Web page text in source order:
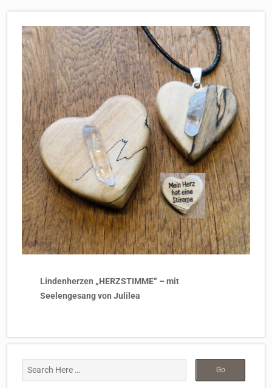
Lindenherzen „HERZSTIMME“ – mit
Seelengesang von Julilea